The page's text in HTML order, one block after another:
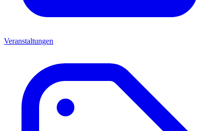
Veranstaltungen